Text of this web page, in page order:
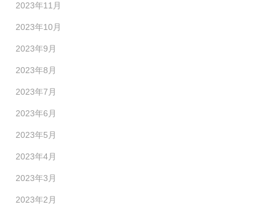
2023年11月
2023年10月
2023年9月
2023年8月
2023年7月
2023年6月
2023年5月
2023年4月
2023年3月
2023年2月